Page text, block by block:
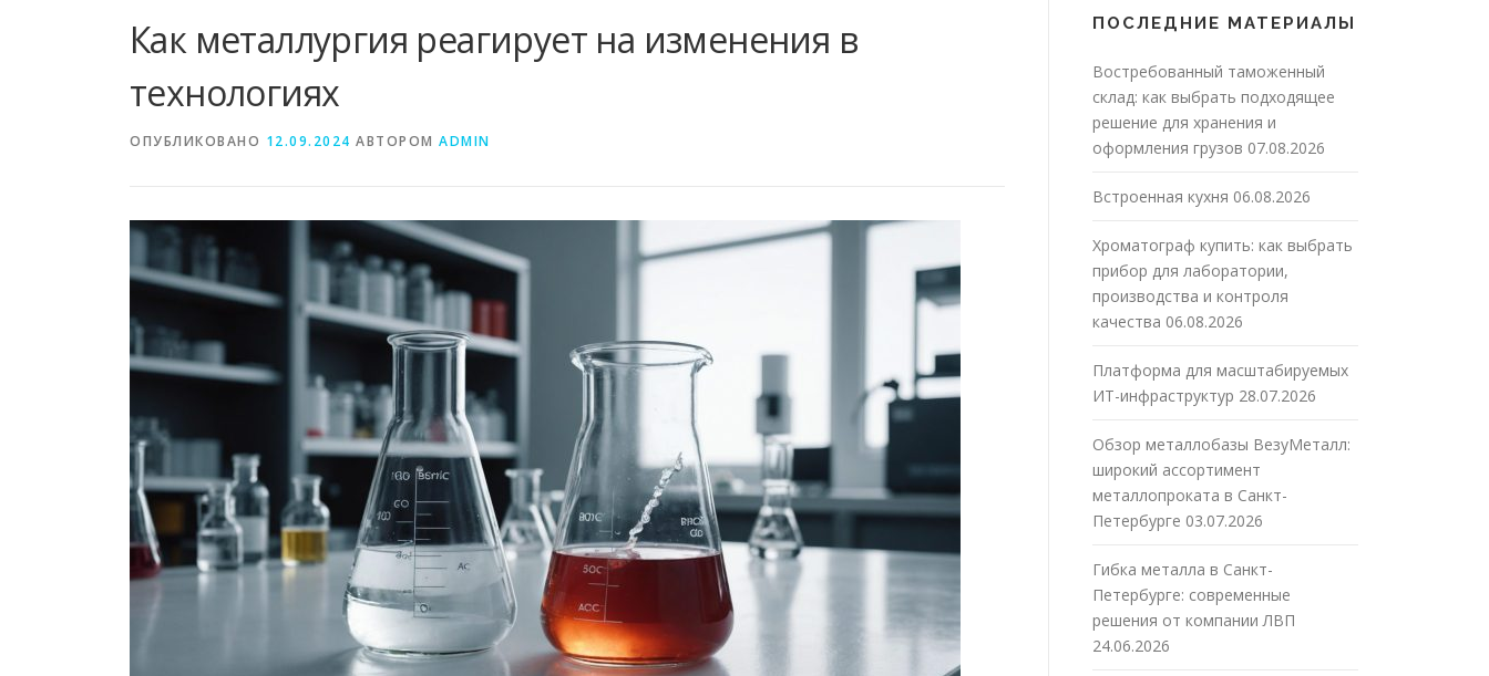
Как металлургия реагирует на изменения в
технологиях
ОПУБЛИКОВАНО 12.09.2024 АВТОРОМ ADMIN
ПОСЛЕДНИЕ МАТЕРИАЛЫ
Востребованный таможенный
склад: как выбрать подходящее
решение для хранения и
оформления грузов 07.08.2026
Встроенная кухня 06.08.2026
Хроматограф купить: как выбрать
прибор для лаборатории,
производства и контроля
качества 06.08.2026
Платформа для масштабируемых
ИТ-инфраструктур 28.07.2026
Обзор металлобазы ВезуМеталл:
широкий ассортимент
металлопроката в Санкт-
Петербурге 03.07.2026
Гибка металла в Санкт-
Петербурге: современные
решения от компании ЛВП
24.06.2026